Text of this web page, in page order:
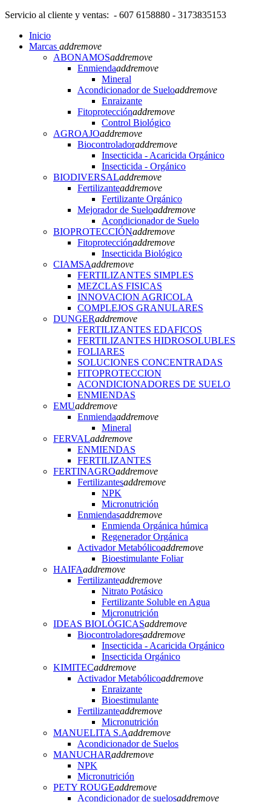
Servicio al cliente y ventas: - 607 6158880 - 3173835153
Inicio
Marcas addremove
ABONAMOSaddremove
Enmiendaaddremove
Mineral
Acondicionador de Sueloaddremove
Enraizante
Fitoprotecciónaddremove
Control Biológico
AGROAJOaddremove
Biocontroladoraddremove
Insecticida - Acaricida Orgánico
Insecticida - Orgánico
BIODIVERSALaddremove
Fertilizanteaddremove
Fertilizante Orgánico
Mejorador de Sueloaddremove
Acondicionador de Suelo
BIOPROTECCIÓNaddremove
Fitoprotecciónaddremove
Insecticida Biológico
CIAMSAaddremove
FERTILIZANTES SIMPLES
MEZCLAS FISICAS
INNOVACION AGRICOLA
COMPLEJOS GRANULARES
DUNGERaddremove
FERTILIZANTES EDAFICOS
FERTILIZANTES HIDROSOLUBLES
FOLIARES
SOLUCIONES CONCENTRADAS
FITOPROTECCION
ACONDICIONADORES DE SUELO
ENMIENDAS
EMUaddremove
Enmiendaaddremove
Mineral
FERVALaddremove
ENMIENDAS
FERTILIZANTES
FERTINAGROaddremove
Fertilizantesaddremove
NPK
Micronutrición
Enmiendasaddremove
Enmienda Orgánica húmica
Regenerador Orgánica
Activador Metabólicoaddremove
Bioestimulante Foliar
HAIFAaddremove
Fertilizanteaddremove
Nitrato Potásico
Fertilizante Soluble en Agua
Micronutrición
IDEAS BIOLÓGICASaddremove
Biocontroladoresaddremove
Insecticida - Acaricida Orgánico
Insecticida Orgánico
KIMITECaddremove
Activador Metabólicoaddremove
Enraizante
Bioestimulante
Fertilizanteaddremove
Micronutrición
MANUELITA S.Aaddremove
Acondicionador de Suelos
MANUCHARaddremove
NPK
Micronutrición
PETY ROUGEaddremove
Acondicionador de suelosaddremove